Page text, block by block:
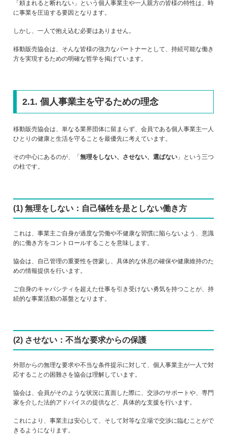
「頼まれると断れない」という個人事業主や一人親方の皆様の特性は、時
に事業を圧迫する要因となります。
しかし、一人で抱え込む必要はありません。
移動販売協会は、そんな皆様の強力なパートナーとして、持続可能な働き
方を実現するための明確な哲学を掲げています。
2.1. 個人事業主を守るための理念
移動販売協会は、単なる業界団体に留まらず、会員である個人事業主一人
ひとりの健康と生活を守ることを最優先に考えています。
その中心にあるのが、「 無理をしない、させない、選ばない 」という三つ
の柱です。
(1) 無理をしない：自己犠牲を是としない働き方
これは、事業主ご自身が過度な労働や不健康な習慣に陥らないよう、意識
的に働き方をコントロールすることを意味します。
協会は、自己管理の重要性を啓蒙し、具体的な休息の確保や健康維持のた
めの情報提供を行います。
ご自身のキャパシティを超えた仕事を引き受けない勇気を持つことが、持
続的な事業活動の基盤となります。
(2) させない：不当な要求からの保護
外部からの無理な要求や不当な条件提示に対して、個人事業主が一人で対
応することの困難さを協会は理解しています。
協会は、会員がそのような状況に直面した際に、交渉のサポートや、専門
家を介した法的アドバイスの提供など、具体的な支援を行います。
これにより、事業主は安心して、そして対等な立場で交渉に臨むことがで
きるようになります。